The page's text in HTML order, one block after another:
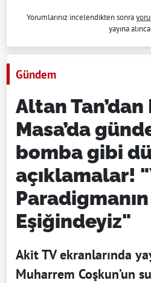
Yorumlarınız incelendikten sonra
yayına
Gündem
Altan Tan’dan
Masa’da
bomba gibi
açıklamalar!
Paradigmanın
Eşiğindeyiz"
Akit TV ekranlarında
Muharrem Coşkun’un